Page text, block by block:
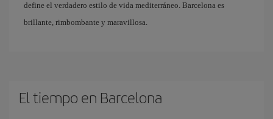
define el verdadero estilo de vida mediterráneo. Barcelona es
brillante, rimbombante y maravillosa.
El tiempo en Barcelona